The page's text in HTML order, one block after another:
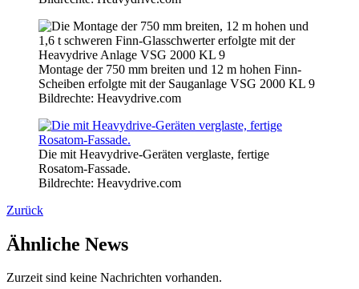
Montage der 750 mm breiten und 12 m hohen Finn-
Scheiben erfolgte mit der Sauganlage VSG 2000 KL 9
Bildrechte: Heavydrive.com
Die mit Heavydrive-Geräten verglaste, fertige
Rosatom-Fassade.
Bildrechte: Heavydrive.com
Zurück
Ähnliche News
Zurzeit sind keine Nachrichten vorhanden.